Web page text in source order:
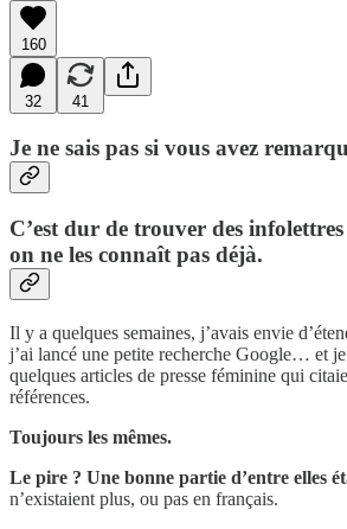
160
32 41
Je ne sais pas si vous avez
C’est dur de trouver des
on ne les connaît pas déjà.
Il y a quelques semaines, j’avais envie
j’ai lancé une petite recherche Google… et
quelques articles de presse féminine qui
références.
Toujours les mêmes.
Le pire ? Une bonne partie d’entre elles
n’existaient plus, ou pas en français.